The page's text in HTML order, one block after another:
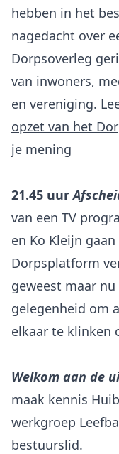
hebben in het
nagedacht over
Dorpsoverleg
van inwoners,
en vereniging.
opzet van het
je mening
21.45 uur
van een TV
en Ko Kleijn
Dorpsplatform
geweest maar
gelegenheid om
elkaar te klinken
Welkom aan de
maak kennis
werkgroep
bestuurslid.